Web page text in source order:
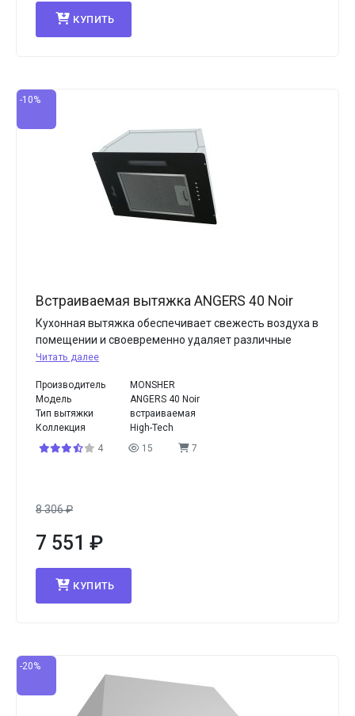
КУПИТЬ
-10%
Встраиваемая вытяжка ANGERS 40 Noir
Кухонная вытяжка обеспечивает свежесть воздуха в
помещении и своевременно удаляет различные
Читать далее
Производитель
MONSHER
Модель
ANGERS 40 Noir
Тип вытяжки
встраиваемая
Коллекция
High-Tech
4
15 7
8 306₽
7 551 ₽
КУПИТЬ
-20%